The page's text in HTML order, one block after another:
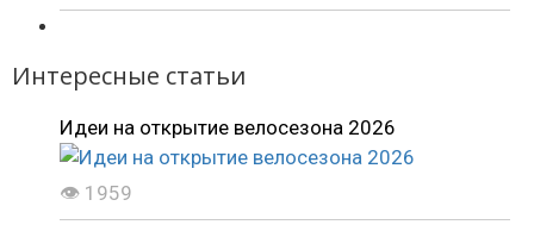
Интересные статьи
Идеи на открытие велосезона 2026
👁 1959